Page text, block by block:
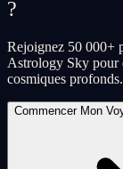
?
Rejoignez 50 000+
Astrology Sky pour
cosmiques profonds.
Commencer Mon